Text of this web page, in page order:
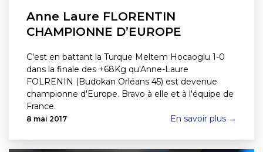
Anne Laure FLORENTIN
CHAMPIONNE D’EUROPE
C'est en battant la Turque Meltem Hocaoglu 1-0
dans la finale des +68Kg qu'Anne-Laure
FOLRENIN (Budokan Orléans 45) est devenue
championne d'Europe. Bravo à elle et à l'équipe de
France.
8 mai 2017 En savoir plus →